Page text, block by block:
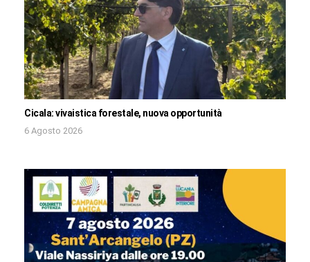
Cicala: vivaistica forestale, nuova opportunità
6 Agosto 2026